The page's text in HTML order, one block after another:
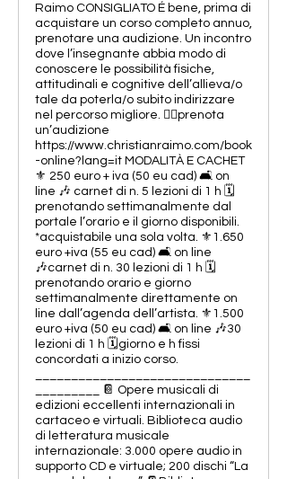
Raimo CONSIGLIATO É bene, prima di
acquistare un corso completo annuo,
prenotare una audizione. Un incontro
dove l’insegnante abbia modo di
conoscere le possibilità fisiche,
attitudinali e cognitive dell’allieva/o
tale da poterla/o subito indirizzare
nel percorso migliore. 👉🏻prenota
un’audizione
https://www.christianraimo.com/book
-online?lang=it MODALITÀ E CACHET
⚜️ 250 euro + iva (50 eu cad) 🛋️ on
line 🎶 carnet di n. 5 lezioni di 1 h 🗓️
prenotando settimanalmente dal
portale l’orario e il giorno disponibili.
*acquistabile una sola volta. ⚜️1.650
euro +iva (55 eu cad) 🛋️ on line
🎶carnet di n. 30 lezioni di 1 h 🗓️
prenotando orario e giorno
settimanalmente direttamente on
line dall’agenda dell’artista. ⚜️1.500
euro +iva (50 eu cad) 🛋️ on line 🎶30
lezioni di 1 h 🗓️giorno e h fissi
concordati a inizio corso.
_________ 📔 Opere musicali di
edizioni eccellenti internazionali in
cartaceo e virtuali. Biblioteca audio
di letteratura musicale
internazionale: 3.000 opere audio in
supporto CD e virtuale; 200 dischi “La